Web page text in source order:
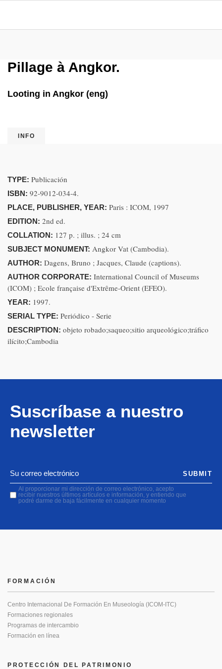
Pillage à Angkor.
Looting in Angkor (eng)
INFO
TYPE: Publicación
ISBN: 92-9012-034-4.
PLACE, PUBLISHER, YEAR: Paris : ICOM, 1997
EDITION: 2nd ed.
COLLATION: 127 p. ; illus. ; 24 cm
SUBJECT MONUMENT: Angkor Vat (Cambodia).
AUTHOR: Dagens, Bruno ; Jacques, Claude (captions).
AUTHOR CORPORATE: International Council of Museums
(ICOM) ; Ecole française d'Extrême-Orient (EFEO).
YEAR: 1997.
SERIAL TYPE: Periódico - Serie
DESCRIPTION: objeto robado;saqueo;sitio arqueológico;tráfico
ilícito;Cambodia
Suscríbase a nuestro
newsletter
Al proporcionar mi dirección de correo electrónico, acepto
recibir nuestros últimos artículos e información, y entiendo que
podré darme de baja fácilmente en cualquier momento
SUBMIT
PROTECCIÓN DEL PATRIMONIO
FORMACIÓN
Centro Internacional De Formación En Museología (ICOM-ITC)
Formaciones regionales
Programas de intercambio
Formación en línea